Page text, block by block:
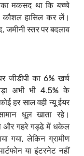
मकसद था कि बच्चे
कौशल हासिल कर लें।
स्तर पर बदलाव
जीडीपी का 6% खर्च
अभी भी 4.5% के
हर साल वही न्यू ईयर
धूल खाता रहे।
को और गहरे गड्ढे में धकेल
गया, लेकिन ग्रामीण
या इंटरनेट नहीं